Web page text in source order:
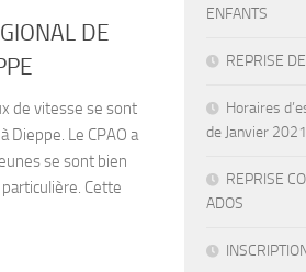
DE
de vitesse se sont
Dieppe. Le CPAO a
se sont bien
Cette
ENFANTS
REPRISE
Horaires
de Janvier 2021
REPRISE
ADOS